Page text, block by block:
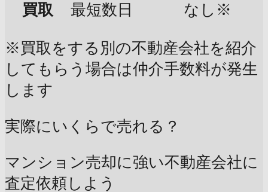
買取
最短数日 なし※
※買取をする別の不動産会社を紹介
してもらう場合は仲介手数料が発生
します
実際にいくらで売れる？
マンション売却に強い不動産会社に
査定依頼しよう